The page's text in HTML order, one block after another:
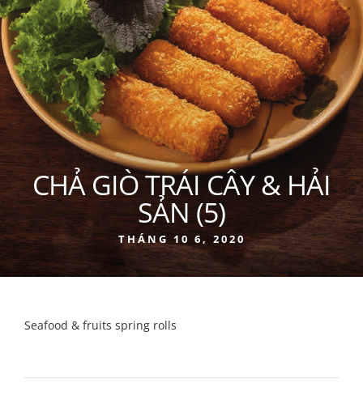
CHẢ GIÒ TRÁI CÂY & HẢI
SẢN (5)
THÁNG 10 6, 2020
Seafood & fruits spring rolls